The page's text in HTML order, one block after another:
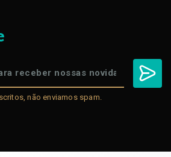
não enviamos spam.